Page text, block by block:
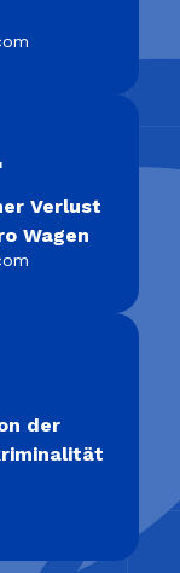
Verlust
Wagen
der